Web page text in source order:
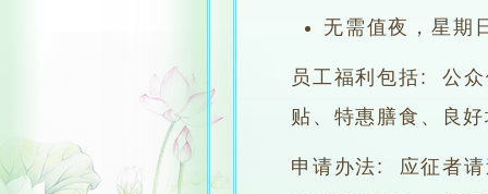
无需值夜，星期
员工福利包括: 公
贴、特惠膳食、良
申请办法: 应征者请